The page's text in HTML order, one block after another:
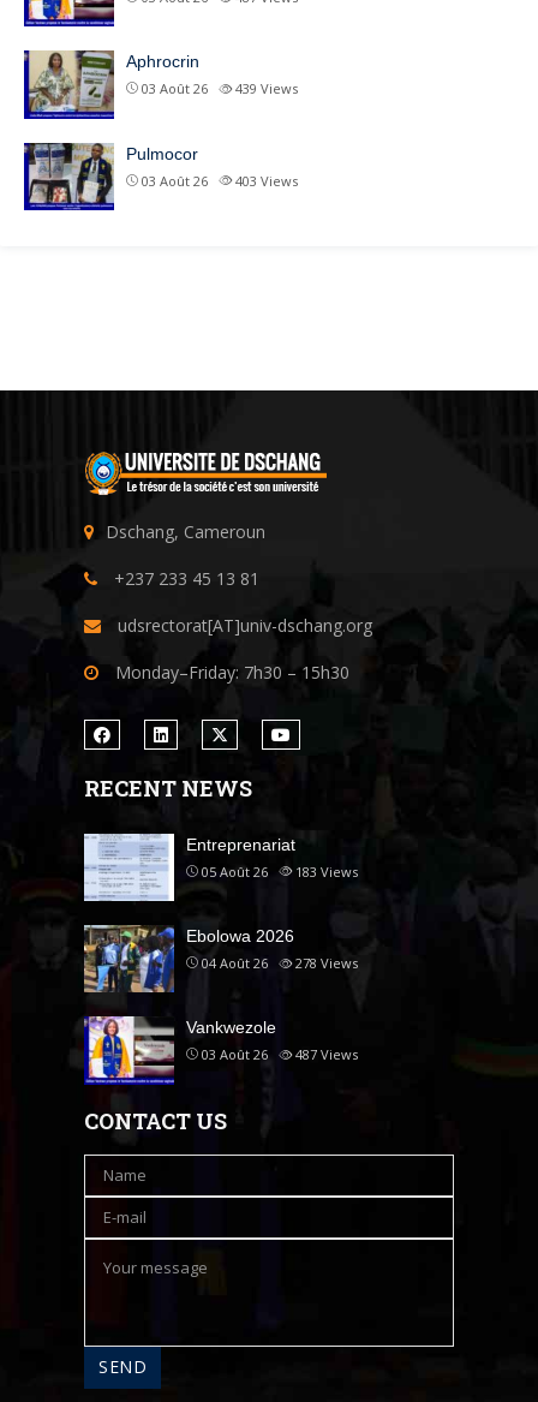
Aphrocrin
03 Août 26 439 Views
Pulmocor
03 Août 26 403 Views
Dschang, Cameroun
+237 233 45 13 81
udsrectorat[AT]univ-dschang.org
Monday–Friday: 7h30 – 15h30
RECENT NEWS
Entreprenariat
05 Août 26 183 Views
Ebolowa 2026
04 Août 26 278 Views
Vankwezole
03 Août 26 487 Views
CONTACT US